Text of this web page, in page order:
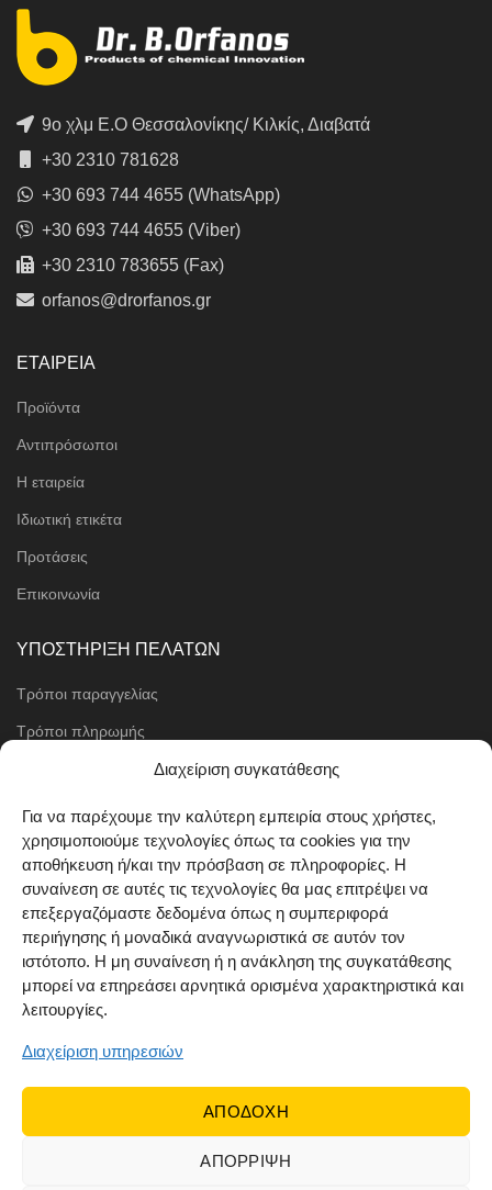
Διαχείριση συγκατάθεσης
Για να παρέχουμε την καλύτερη εμπειρία στους χρήστες,
χρησιμοποιούμε τεχνολογίες όπως τα cookies για την
αποθήκευση ή/και την πρόσβαση σε πληροφορίες. Η
συναίνεση σε αυτές τις τεχνολογίες θα μας επιτρέψει να
επεξεργαζόμαστε δεδομένα όπως η συμπεριφορά
περιήγησης ή μοναδικά αναγνωριστικά σε αυτόν τον
ιστότοπο. Η μη συναίνεση ή η ανάκληση της συγκατάθεσης
μπορεί να επηρεάσει αρνητικά ορισμένα χαρακτηριστικά και
λειτουργίες.
Διαχείριση υπηρεσιών
ΑΠΟΔΟΧΗ
ΑΠΟΡΡΙΨΗ
9ο χλμ Ε.Ο Θεσσαλονίκης/ Κιλκίς, Διαβατά
+30 2310 781628
+30 693 744 4655 (WhatsApp)
+30 693 744 4655 (Viber)
+30 2310 783655 (Fax)
orfanos@drorfanos.gr
ΕΤΑΙΡΕΙΑ
Προϊόντα
Αντιπρόσωποι
Η εταιρεία
Ιδιωτική ετικέτα
Προτάσεις
Επικοινωνία
ΥΠΟΣΤΗΡΙΞΗ ΠΕΛΑΤΩΝ
Τρόποι παραγγελίας
Τρόποι πληρωμής
Μέθοδοι αποστολής
Όροι χρήσης
Cookie Policy (EU)
ΑΚΟΛΟΥΘΗΣΤΕ ΜΑΣ
Web development